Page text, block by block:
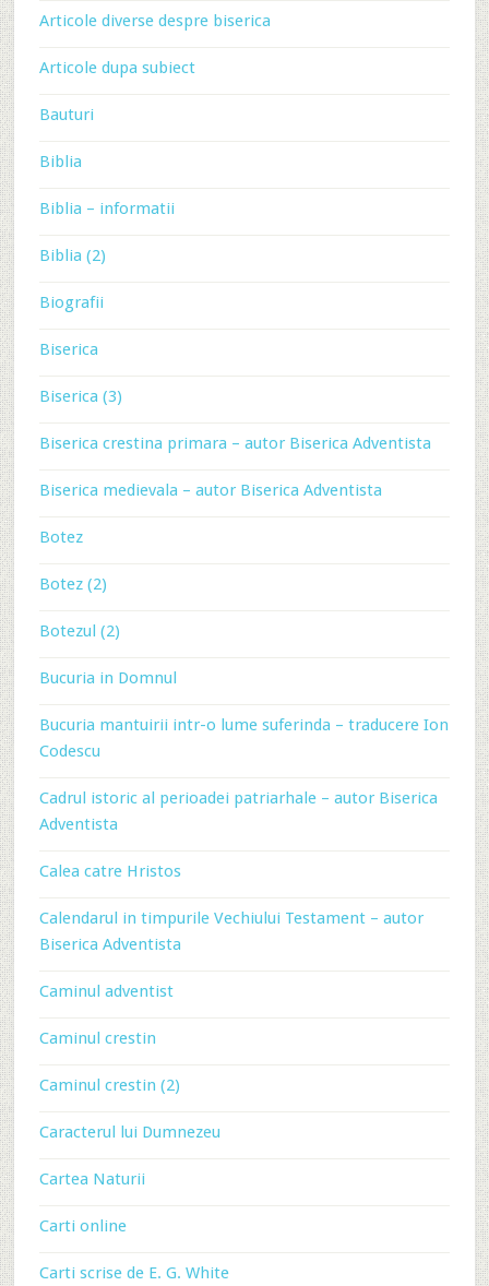
Articole diverse despre biserica
Articole dupa subiect
Bauturi
Biblia
Biblia – informatii
Biblia (2)
Biografii
Biserica
Biserica (3)
Biserica crestina primara – autor Biserica Adventista
Biserica medievala – autor Biserica Adventista
Botez
Botez (2)
Botezul (2)
Bucuria in Domnul
Bucuria mantuirii intr-o lume suferinda – traducere Ion
Codescu
Cadrul istoric al perioadei patriarhale – autor Biserica
Adventista
Calea catre Hristos
Calendarul in timpurile Vechiului Testament – autor
Biserica Adventista
Caminul adventist
Caminul crestin
Caminul crestin (2)
Caracterul lui Dumnezeu
Cartea Naturii
Carti online
Carti scrise de E. G. White